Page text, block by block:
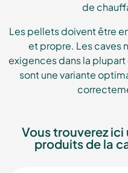
de
Les pellets doivent être
et propre. Les caves
exigences dans la
sont une variante
Vous trouverez
produits de la